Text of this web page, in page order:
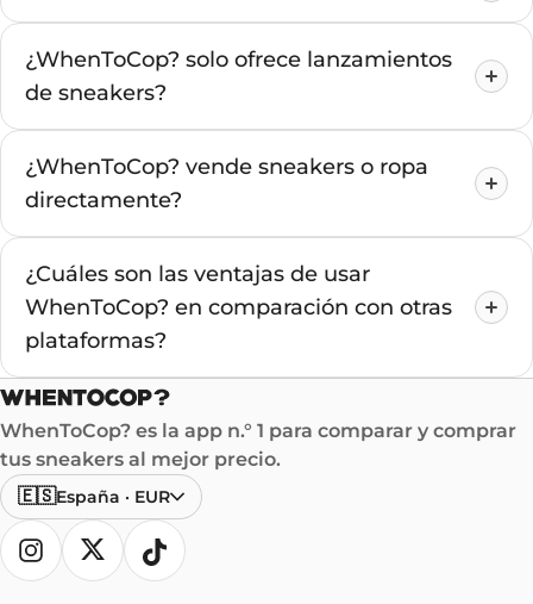
¿WhenToCop? solo ofrece lanzamientos
de sneakers?
¿WhenToCop? vende sneakers o ropa
directamente?
¿Cuáles son las ventajas de usar
WhenToCop? en comparación con otras
plataformas?
WhenToCop? es la app n.° 1 para comparar y comprar
tus sneakers al mejor precio.
🇪🇸España · EUR